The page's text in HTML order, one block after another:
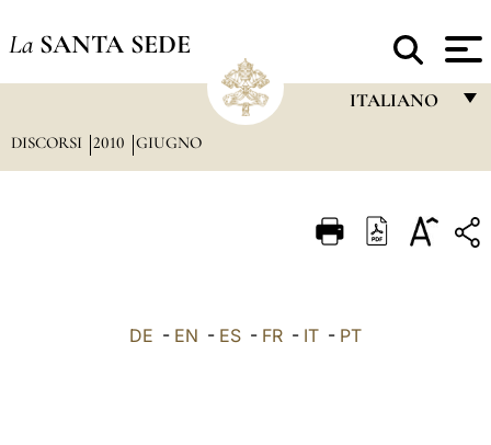
La SANTA SEDE
ITALIANO
ITALIANO
DISCORSI 2010 GIUGNO
DE - EN - ES - FR - IT - PT